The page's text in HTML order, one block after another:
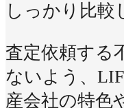
しっかり比較
査定依頼する
ないよう、
産会社の特色